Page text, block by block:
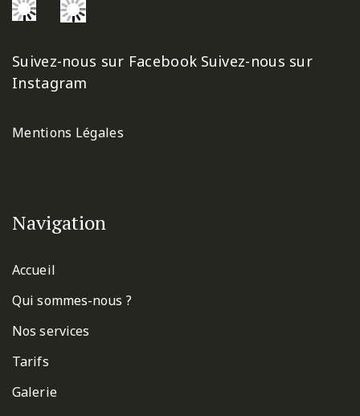
Suivez-nous sur Facebook Suivez-nous sur
Instagram
Mentions Légales
Navigation
Accueil
Qui sommes-nous ?
Nos services
Tarifs
Galerie